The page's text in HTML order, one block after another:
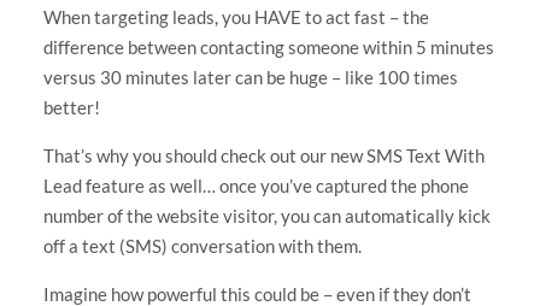
When targeting leads, you HAVE to act fast – the
difference between contacting someone within 5 minutes
versus 30 minutes later can be huge – like 100 times
better!
That’s why you should check out our new SMS Text With
Lead feature as well… once you’ve captured the phone
number of the website visitor, you can automatically kick
off a text (SMS) conversation with them.
Imagine how powerful this could be – even if they don’t